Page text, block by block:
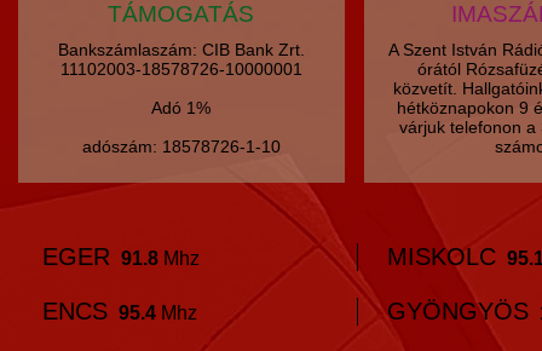
TÁMOGATÁS
Bankszámlaszám: CIB Bank Zrt.
11102003-18578726-10000001
Adó 1%
adószám: 18578726-1-10
A Szent István
órától
közvetít.
hétköznapokon 9
várjuk telefonon
EGER 91.8 Mhz MISKOLC
ENCS 95.4 Mhz GYÖNGYÖS